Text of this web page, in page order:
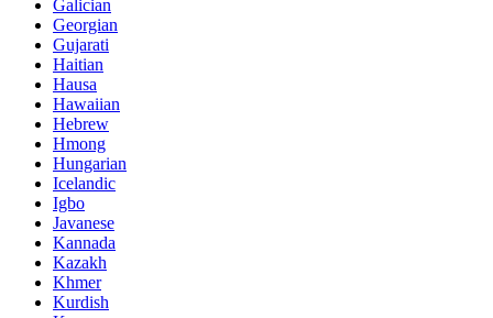
Galician
Georgian
Gujarati
Haitian
Hausa
Hawaiian
Hebrew
Hmong
Hungarian
Icelandic
Igbo
Javanese
Kannada
Kazakh
Khmer
Kurdish